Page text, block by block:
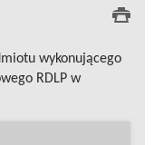
wykonującego
RDLP w